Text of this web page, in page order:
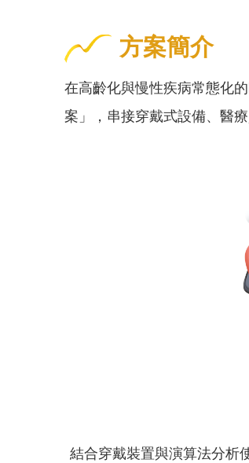
方案簡介
在高齡化與慢性疾病常態化
案」，串接穿戴式設備、醫
結合穿戴裝置與演算法分析